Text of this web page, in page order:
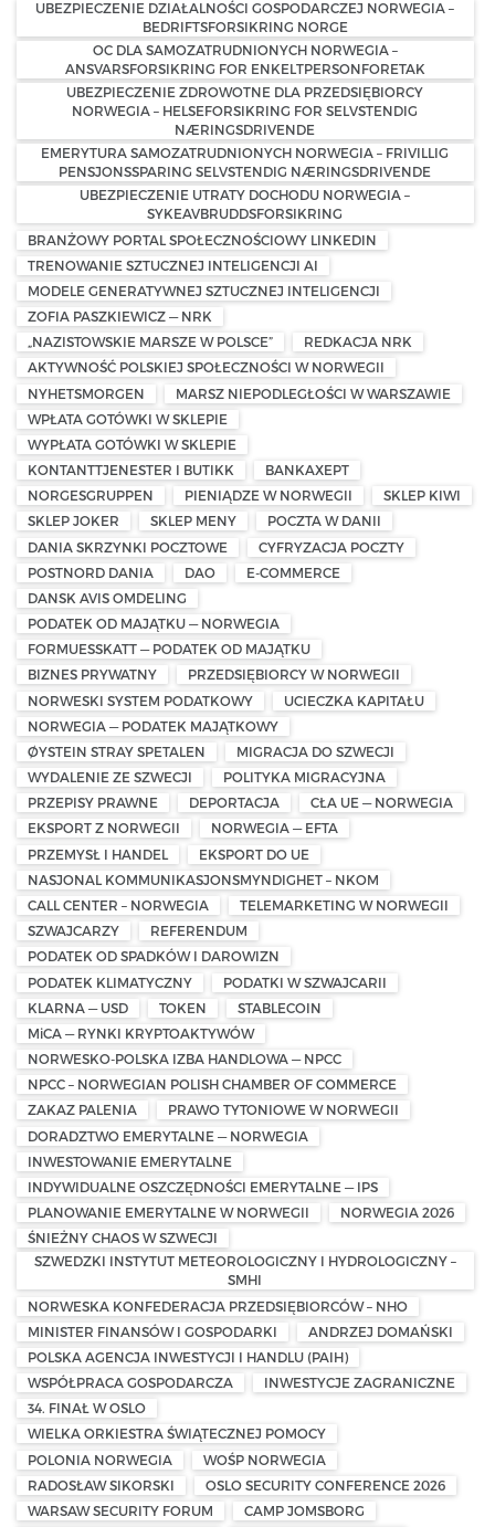
UBEZPIECZENIE DZIAŁALNOŚCI GOSPODARCZEJ NORWEGIA –
BEDRIFTSFORSIKRING NORGE
OC DLA SAMOZATRUDNIONYCH NORWEGIA –
ANSVARSFORSIKRING FOR ENKELTPERSONFORETAK
UBEZPIECZENIE ZDROWOTNE DLA PRZEDSIĘBIORCY
NORWEGIA – HELSEFORSIKRING FOR SELVSTENDIG
NÆRINGSDRIVENDE
EMERYTURA SAMOZATRUDNIONYCH NORWEGIA – FRIVILLIG
PENSJONSSPARING SELVSTENDIG NÆRINGSDRIVENDE
UBEZPIECZENIE UTRATY DOCHODU NORWEGIA –
SYKEAVBRUDDSFORSIKRING
BRANŻOWY PORTAL SPOŁECZNOŚCIOWY LINKEDIN
TRENOWANIE SZTUCZNEJ INTELIGENCJI AI
MODELE GENERATYWNEJ SZTUCZNEJ INTELIGENCJI
ZOFIA PASZKIEWICZ — NRK
„NAZISTOWSKIE MARSZE W POLSCE”
REDKACJA NRK
AKTYWNOŚĆ POLSKIEJ SPOŁECZNOŚCI W NORWEGII
NYHETSMORGEN
MARSZ NIEPODLEGŁOŚCI W WARSZAWIE
WPŁATA GOTÓWKI W SKLEPIE
WYPŁATA GOTÓWKI W SKLEPIE
KONTANTTJENESTER I BUTIKK
BANKAXEPT
NORGESGRUPPEN
PIENIĄDZE W NORWEGII
SKLEP KIWI
SKLEP JOKER
SKLEP MENY
POCZTA W DANII
DANIA SKRZYNKI POCZTOWE
CYFRYZACJA POCZTY
POSTNORD DANIA
DAO
E-COMMERCE
DANSK AVIS OMDELING
PODATEK OD MAJĄTKU — NORWEGIA
FORMUESSKATT — PODATEK OD MAJĄTKU
BIZNES PRYWATNY
PRZEDSIĘBIORCY W NORWEGII
NORWESKI SYSTEM PODATKOWY
UCIECZKA KAPITAŁU
NORWEGIA — PODATEK MAJĄTKOWY
ØYSTEIN STRAY SPETALEN
MIGRACJA DO SZWECJI
WYDALENIE ZE SZWECJI
POLITYKA MIGRACYJNA
PRZEPISY PRAWNE
DEPORTACJA
CŁA UE — NORWEGIA
EKSPORT Z NORWEGII
NORWEGIA — EFTA
PRZEMYSŁ I HANDEL
EKSPORT DO UE
NASJONAL KOMMUNIKASJONSMYNDIGHET – NKOM
CALL CENTER – NORWEGIA
TELEMARKETING W NORWEGII
SZWAJCARZY
REFERENDUM
PODATEK OD SPADKÓW I DAROWIZN
PODATEK KLIMATYCZNY
PODATKI W SZWAJCARII
KLARNA — USD
TOKEN
STABLECOIN
MiCA — RYNKI KRYPTOAKTYWÓW
NORWESKO-POLSKA IZBA HANDLOWA — NPCC
NPCC – NORWEGIAN POLISH CHAMBER OF COMMERCE
ZAKAZ PALENIA
PRAWO TYTONIOWE W NORWEGII
DORADZTWO EMERYTALNE — NORWEGIA
INWESTOWANIE EMERYTALNE
INDYWIDUALNE OSZCZĘDNOŚCI EMERYTALNE — IPS
PLANOWANIE EMERYTALNE W NORWEGII
NORWEGIA 2026
ŚNIEŻNY CHAOS W SZWECJI
SZWEDZKI INSTYTUT METEOROLOGICZNY I HYDROLOGICZNY –
SMHI
NORWESKA KONFEDERACJA PRZEDSIĘBIORCÓW – NHO
MINISTER FINANSÓW I GOSPODARKI
ANDRZEJ DOMAŃSKI
POLSKA AGENCJA INWESTYCJI I HANDLU (PAIH)
WSPÓŁPRACA GOSPODARCZA
INWESTYCJE ZAGRANICZNE
34. FINAŁ W OSLO
WIELKA ORKIESTRA ŚWIĄTECZNEJ POMOCY
POLONIA NORWEGIA
WOŚP NORWEGIA
RADOSŁAW SIKORSKI
OSLO SECURITY CONFERENCE 2026
WARSAW SECURITY FORUM
CAMP JOMSBORG